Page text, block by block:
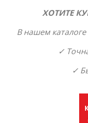
ХОТИТЕ
В нашем
✓
✓